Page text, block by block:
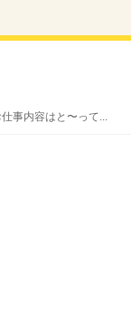
事内容はと〜って...